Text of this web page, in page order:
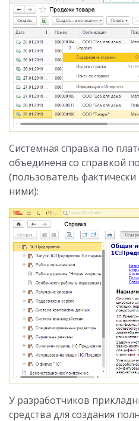
Системная справка по
объединена со справкой
(пользователь
ними):
У разработчиков
средства для создания